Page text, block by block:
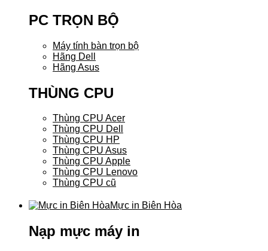
PC TRỌN BỘ
Máy tính bàn trọn bộ
Hãng Dell
Hãng Asus
THÙNG CPU
Thùng CPU Acer
Thùng CPU Dell
Thùng CPU HP
Thùng CPU Asus
Thùng CPU Apple
Thùng CPU Lenovo
Thùng CPU cũ
Mực in Biên Hòa
Nạp mực máy in